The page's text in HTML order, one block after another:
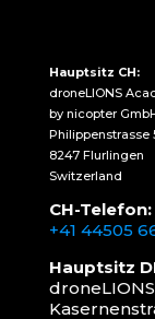
Hauptsitz CH:
droneLIONS
by nicopter
Philippenstrasse
8247 Flurlingen
Switzerland
CH-Telefon:
+41 44505
Hauptsitz